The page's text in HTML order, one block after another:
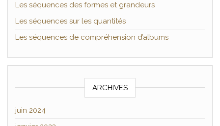
Les séquences des formes et grandeurs
Les séquences sur les quantités
Les séquences de compréhension d’albums
ARCHIVES
juin 2024